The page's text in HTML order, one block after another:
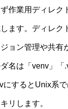
作業用ディレク
ます。ディレク
ョン管理や共有
名は「venv」「
にするとUnix系
リします。